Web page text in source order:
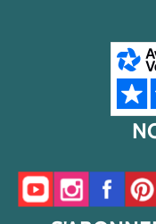
Accéder à notre
Accéder à